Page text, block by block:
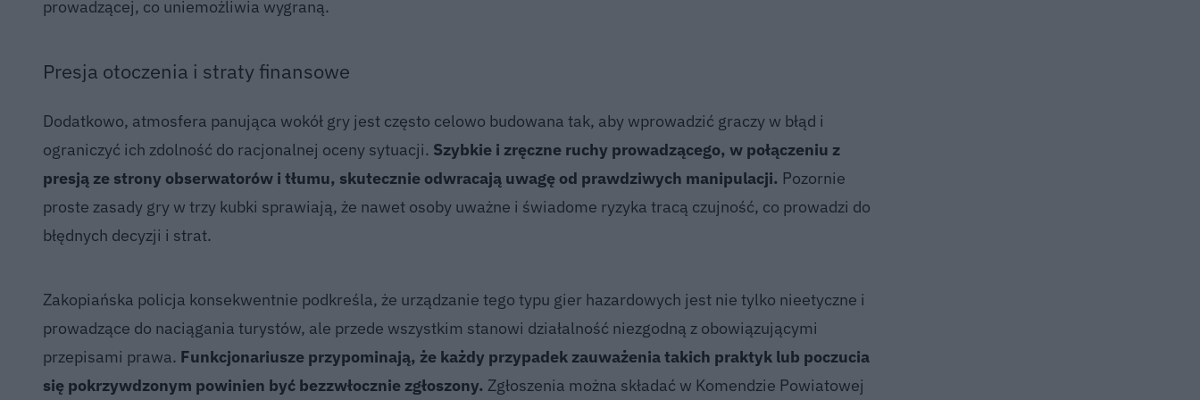
prowadzącej, co uniemożliwia wygraną.
Presja otoczenia i straty finansowe
Dodatkowo, atmosfera panująca wokół gry jest często celowo budowana tak, aby wprowadzić graczy w błąd i
ograniczyć ich zdolność do racjonalnej oceny sytuacji. Szybkie i zręczne ruchy prowadzącego, w połączeniu z
presją ze strony obserwatorów i tłumu, skutecznie odwracają uwagę od prawdziwych manipulacji. Pozornie
proste zasady gry w trzy kubki sprawiają, że nawet osoby uważne i świadome ryzyka tracą czujność, co prowadzi do
błędnych decyzji i strat.
Zakopiańska policja konsekwentnie podkreśla, że urządzanie tego typu gier hazardowych jest nie tylko nieetyczne i
prowadzące do naciągania turystów, ale przede wszystkim stanowi działalność niezgodną z obowiązującymi
przepisami prawa. Funkcjonariusze przypominają, że każdy przypadek zauważenia takich praktyk lub poczucia
się pokrzywdzonym powinien być bezzwłocznie zgłoszony. Zgłoszenia można składać w Komendzie Powiatowej